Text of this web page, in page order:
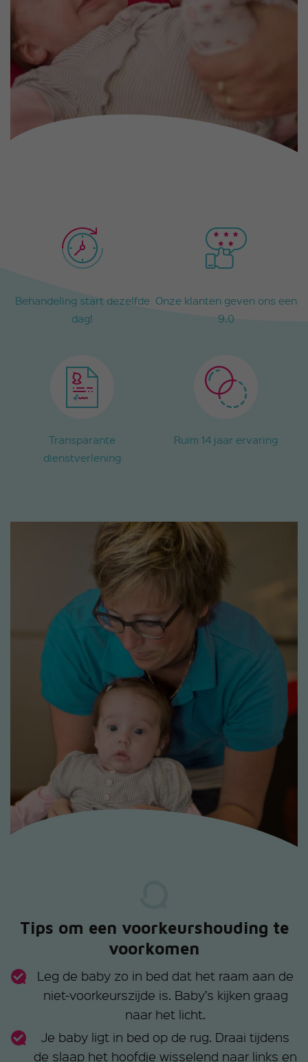
Behandeling start dezelfde
dag!
Onze klanten geven ons een
9.0
Transparante
dienstverlening
Ruim 14 jaar ervaring
Tips om een voorkeurshouding te
voorkomen
Leg de baby zo in bed dat het raam aan de
niet-voorkeurszijde is. Baby’s kijken graag
naar het licht.
Je baby ligt in bed op de rug. Draai tijdens
de slaap het hoofdje wisselend naar links en